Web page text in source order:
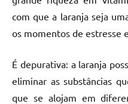
com que a laranja seja
os momentos de estresse
É depurativa: a laranja
eliminar as substâncias
que se alojam em